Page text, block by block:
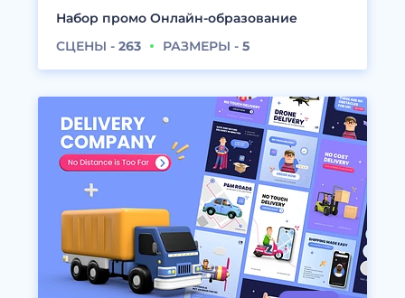
Набор промо Онлайн-образование
СЦЕНЫ - 263 РАЗМЕРЫ - 5